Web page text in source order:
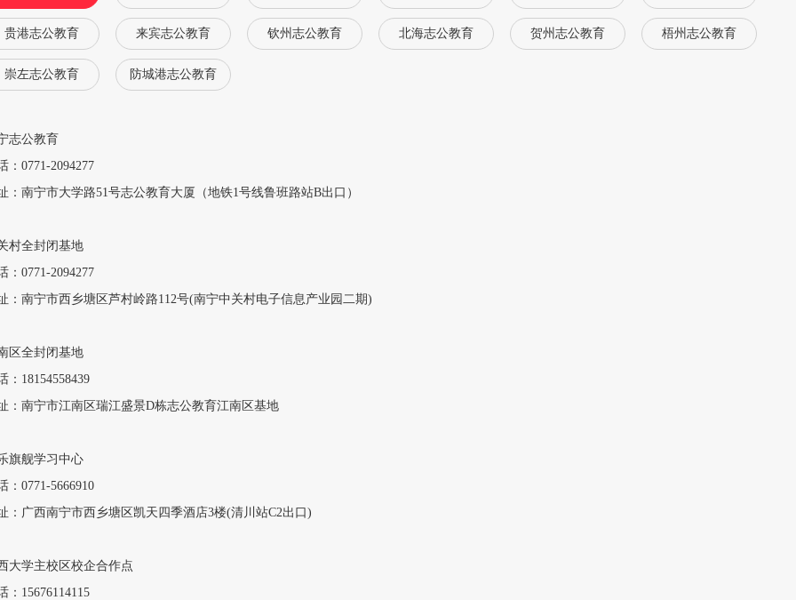
贵港志公教育 来宾志公教育 钦州志公教育 北海志公教育 贺州志公教育 梧州志公教育
崇左志公教育 防城港志公教育
志公教育
：0771-2094277
：南宁市大学路51号志公教育大厦（地铁1号线鲁班路站B出口）
村全封闭基地
：0771-2094277
：南宁市西乡塘区芦村岭路112号(南宁中关村电子信息产业园二期)
区全封闭基地
：18154558439
：南宁市江南区瑞江盛景D栋志公教育江南区基地
旗舰学习中心
：0771-5666910
：广西南宁市西乡塘区凯天四季酒店3楼(清川站C2出口)
大学主校区校企合作点
：15676114115